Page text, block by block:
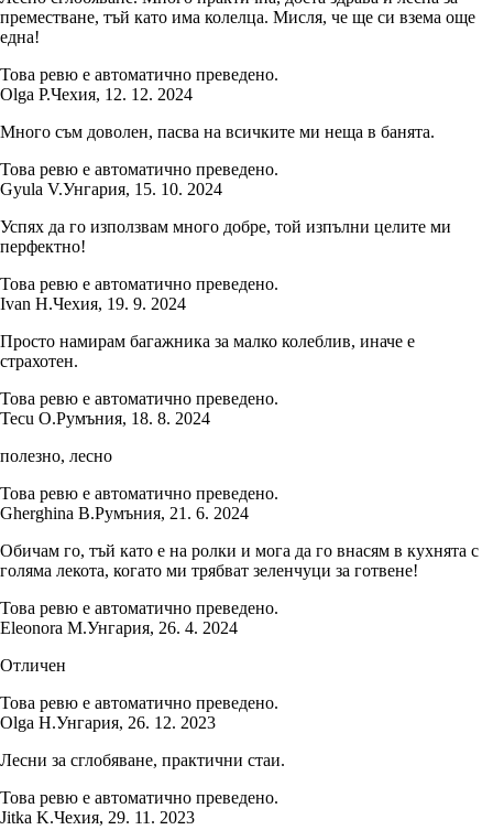
преместване, тъй като има колелца. Мисля, че ще си взема още
една!
Това ревю е автоматично преведено.
Olga P.Чехия, 12. 12. 2024
Много съм доволен, пасва на всичките ми неща в банята.
Това ревю е автоматично преведено.
Gyula V.Унгария, 15. 10. 2024
Успях да го използвам много добре, той изпълни целите ми
перфектно!
Това ревю е автоматично преведено.
Ivan H.Чехия, 19. 9. 2024
Просто намирам багажника за малко колеблив, иначе е
страхотен.
Това ревю е автоматично преведено.
Tecu O.Румъния, 18. 8. 2024
полезно, лесно
Това ревю е автоматично преведено.
Gherghina B.Румъния, 21. 6. 2024
Обичам го, тъй като е на ролки и мога да го внасям в кухнята с
голяма лекота, когато ми трябват зеленчуци за готвене!
Това ревю е автоматично преведено.
Eleonora M.Унгария, 26. 4. 2024
Отличен
Това ревю е автоматично преведено.
Olga H.Унгария, 26. 12. 2023
Лесни за сглобяване, практични стаи.
Това ревю е автоматично преведено.
Jitka K.Чехия, 29. 11. 2023